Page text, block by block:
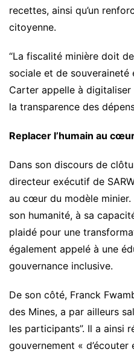
recettes, ainsi qu’un
citoyenne.
“La fiscalité minière doit
sociale et de souveraineté
Carter appelle à
la transparence des
Replacer l’humain au
Dans son discours de
directeur exécutif de
au cœur du modèle minier.
son humanité, à sa
plaidé pour une
également appelé à une
gouvernance inclusive.
De son côté, Franck
des Mines, a par ailleurs
les participants”. Il a ainsi
gouvernement «